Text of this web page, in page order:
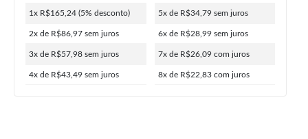
R$173,94 R$165,24
5% de desconto no PIX
1x R$165,24 (5% desconto)
2x de R$86,97 sem juros
3x de R$57,98 sem juros
4x de R$43,49 sem juros
5x de R$34,79 sem juros
6x de R$28,99 sem juros
7x de R$26,09 com juros
8x de R$22,83 com juros